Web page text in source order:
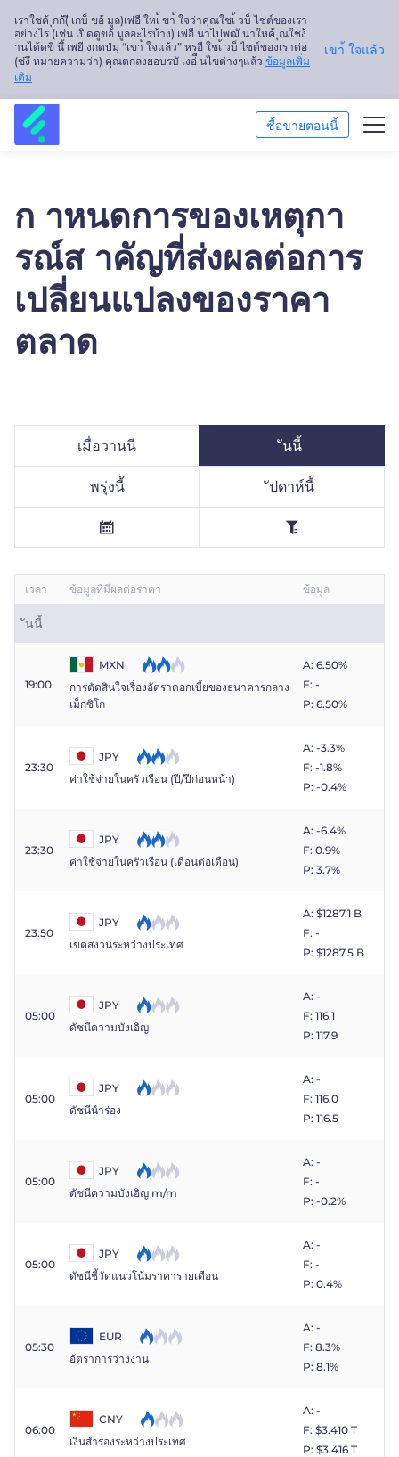
เราใชค้ ุกก้(ี เกบ็ ขอ้ มูล)เพ่อื ใหเ้ ขา้ ใจว่าคุณใชเ้ วบ็ ไซต์ของเรา
อย่างไร (เช่น เปิดดูขอ้ มูลอะไรบ้าง) เพ่อื นาไปพฒั นาใหค้ ุณใชง้
านได้ดขี นึ้ เพยี งกดป่มุ “เขา้ ใจแล้ว” หรอื ใชเ้ วบ็ ไซต์ของเราต่อ
(ซ่งึ หมายความว่า) คุณตกลงยอบรบั เงอ่ื นไขต่างๆแล้ว ข้อมูลเพิ่ม
เติม
เขา้ ใจแล้ว
ซื้อขายตอนนี้
แพลตฟอร์ม
การวิเคราะห์ตลาด
การศึกษา
เกี่ยวกับเรา
ก าหนดการของเหตุกา
รณ์ส าคัญที่ส่งผลต่อการ
เปลี่ยนแปลงของราคา
ตลาด
เมื่อวานนี ันนี้
พรุ่งนี้ ัปดาห์นี้
เวลา ข้อมูลที่มีผลต่อราคา ข้อมูล
ันนี้
19:00
MXN
การตัดสินใจเรื่องอัตราดอกเบี้ยของธนาคารกลาง
เม็กซิโก
A: 6.50%
F: -
P: 6.50%
23:30
JPY
ค่าใช้จ่ายในครัวเรือน (ปี/ปีก่อนหน้า)
A: -3.3%
F: -1.8%
P: -0.4%
23:30
JPY
ค่าใช้จ่ายในครัวเรือน (เดือนต่อเดือน)
A: -6.4%
F: 0.9%
P: 3.7%
23:50
JPY
เขตสงวนระหว่างประเทศ
A: $​1287.1 B
F: -
P: $​1287.5 B
05:00
JPY
ดัชนีความบังเอิญ
A: -
F: 116.1
P: 117.9
05:00
JPY
ดัชนีนำร่อง
A: -
F: 116.0
P: 116.5
05:00
JPY
ดัชนีความบังเอิญ m/m
A: -
F: -
P: -0.2%
05:00
JPY
ดัชนีชี้วัดแนวโน้มราคารายเดือน
A: -
F: -
P: 0.4%
05:30
EUR
อัตราการว่างงาน
A: -
F: 8.3%
P: 8.1%
06:00
CNY
เงินสำรองระหว่างประเทศ
A: -
F: $​3.410 T
P: $​3.416 T